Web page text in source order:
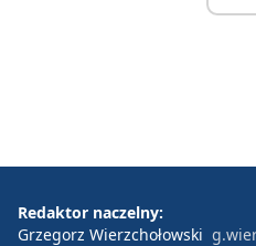
Redaktor naczelny:
Grzegorz Wierzchołowski